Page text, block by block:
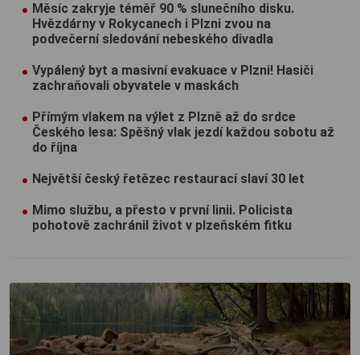
Měsíc zakryje téměř 90 % slunečního disku.
Hvězdárny v Rokycanech i Plzni zvou na
podvečerní sledování nebeského divadla
Vypálený byt a masivní evakuace v Plzni! Hasiči
zachraňovali obyvatele v maskách
Přímým vlakem na výlet z Plzně až do srdce
Českého lesa: Spěšný vlak jezdí každou sobotu až
do října
Největší český řetězec restaurací slaví 30 let
Mimo službu, a přesto v první linii. Policista
pohotově zachránil život v plzeňském fitku